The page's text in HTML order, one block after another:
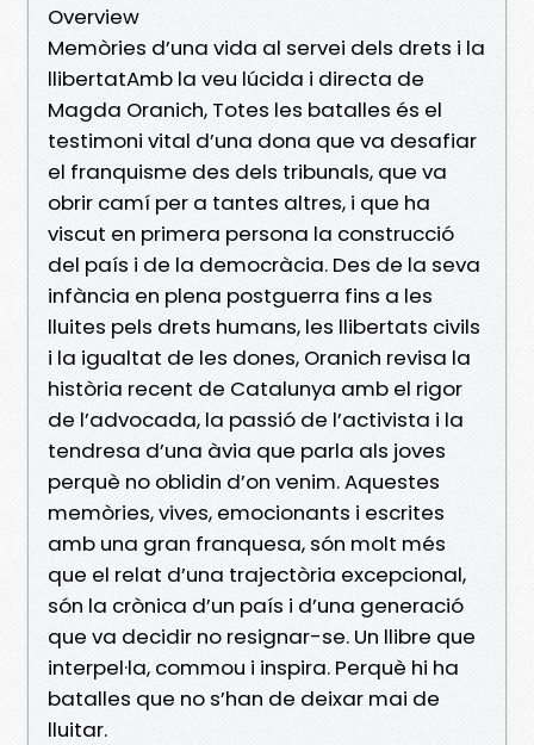
Overview
Memòries d’una vida al servei dels drets i la
llibertatAmb la veu lúcida i directa de
Magda Oranich, Totes les batalles és el
testimoni vital d’una dona que va desafiar
el franquisme des dels tribunals, que va
obrir camí per a tantes altres, i que ha
viscut en primera persona la construcció
del país i de la democràcia. Des de la seva
infància en plena postguerra fins a les
lluites pels drets humans, les llibertats civils
i la igualtat de les dones, Oranich revisa la
història recent de Catalunya amb el rigor
de l’advocada, la passió de l’activista i la
tendresa d’una àvia que parla als joves
perquè no oblidin d’on venim. Aquestes
memòries, vives, emocionants i escrites
amb una gran franquesa, són molt més
que el relat d’una trajectòria excepcional,
són la crònica d’un país i d’una generació
que va decidir no resignar-se. Un llibre que
interpel·la, commou i inspira. Perquè hi ha
batalles que no s’han de deixar mai de
lluitar.